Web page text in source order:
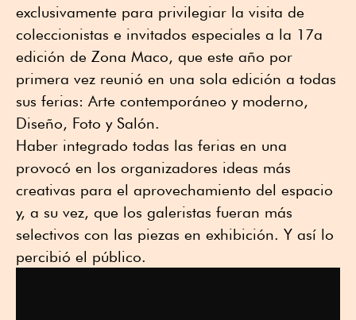
exclusivamente para privilegiar la visita de
coleccionistas e invitados especiales a la 17a
edición de Zona Maco, que este año por
primera vez reunió en una sola edición a todas
sus ferias: Arte contemporáneo y moderno,
Diseño, Foto y Salón.
Haber integrado todas las ferias en una
provocó en los organizadores ideas más
creativas para el aprovechamiento del espacio
y, a su vez, que los galeristas fueran más
selectivos con las piezas en exhibición. Y así lo
percibió el público.